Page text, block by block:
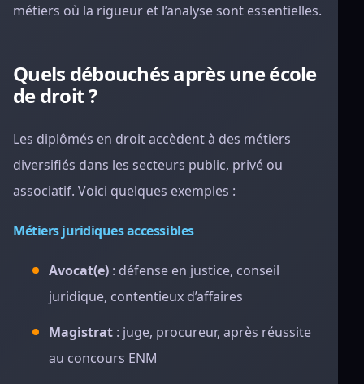
métiers où la rigueur et l’analyse sont essentielles.
Quels débouchés après une école
de droit ?
Les diplômés en droit accèdent à des métiers
diversifiés dans les secteurs public, privé ou
associatif. Voici quelques exemples :
Métiers juridiques accessibles
Avocat(e) : défense en justice, conseil
juridique, contentieux d’affaires
Magistrat : juge, procureur, après réussite
au concours ENM